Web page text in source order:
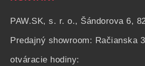
PAW.SK, s. r. o., Šándorova 6,
Predajný showroom: Račianska 3
otváracie hodiny: